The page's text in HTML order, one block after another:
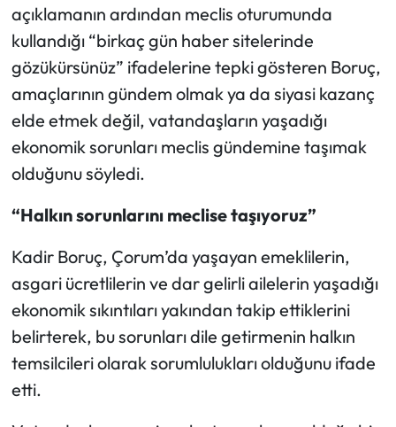
açıklamanın ardından meclis oturumunda
kullandığı “birkaç gün haber sitelerinde
gözükürsünüz” ifadelerine tepki gösteren Boruç,
amaçlarının gündem olmak ya da siyasi kazanç
elde etmek değil, vatandaşların yaşadığı
ekonomik sorunları meclis gündemine taşımak
olduğunu söyledi.
“Halkın sorunlarını meclise taşıyoruz”
Kadir Boruç, Çorum’da yaşayan emeklilerin,
asgari ücretlilerin ve dar gelirli ailelerin yaşadığı
ekonomik sıkıntıları yakından takip ettiklerini
belirterek, bu sorunları dile getirmenin halkın
temsilcileri olarak sorumlulukları olduğunu ifade
etti.
Laçin Haberleri
Magazin
Mecitözü Haberleri
Ortaköy Haberleri
Osmancık Haberleri
Resmi İlan